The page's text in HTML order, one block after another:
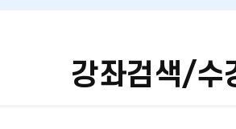
강좌검색/수